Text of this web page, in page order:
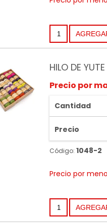
HILO DE
Precio por
Cantidad
Precio
Código: 1048-2
Precio por